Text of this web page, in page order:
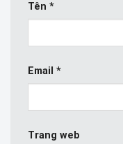
Tên *
Email *
Trang web